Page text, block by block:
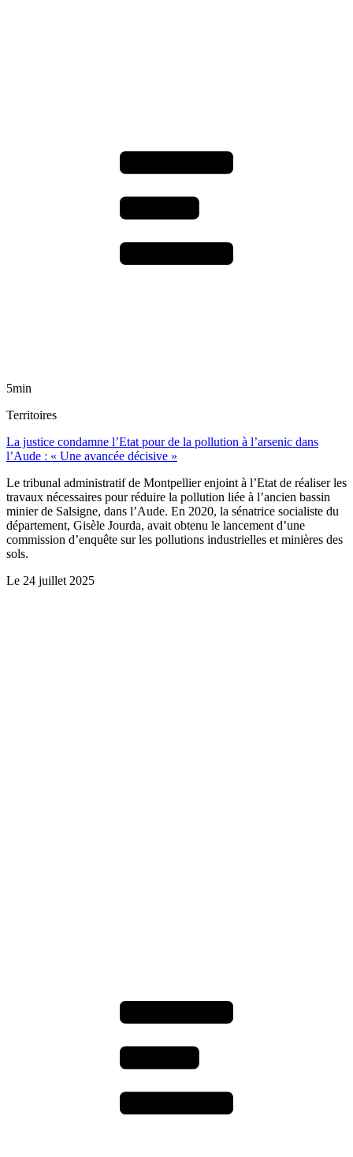
5min
Territoires
La justice condamne l’Etat pour de la pollution à l’arsenic dans
l’Aude : « Une avancée décisive »
Le tribunal administratif de Montpellier enjoint à l’Etat de réaliser les
travaux nécessaires pour réduire la pollution liée à l’ancien bassin
minier de Salsigne, dans l’Aude. En 2020, la sénatrice socialiste du
département, Gisèle Jourda, avait obtenu le lancement d’une
commission d’enquête sur les pollutions industrielles et minières des
sols.
Le 24 juillet 2025